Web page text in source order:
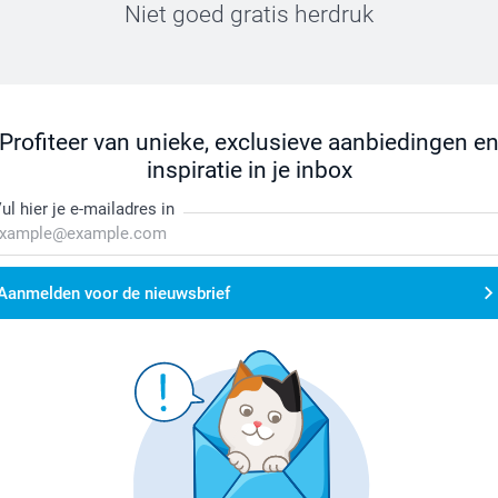
Niet goed gratis herdruk
Profiteer van unieke, exclusieve aanbiedingen en
inspiratie in je inbox
hier je e-mailadres in
voor de nieuwsbrief